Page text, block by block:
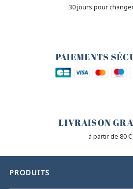
30 jours pour changer
PAIEMENTS
LIVRAISON
à partir de 80 €
PRODUITS